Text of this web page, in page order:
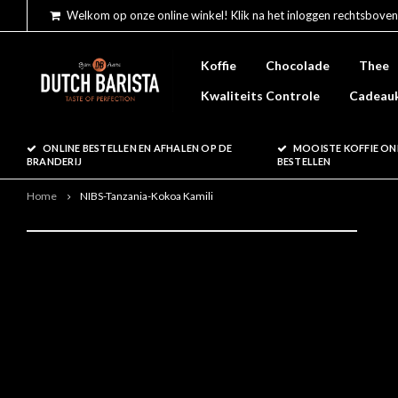
Welkom op onze online winkel! Klik na het inloggen
Koffie Chocolade Thee
Kwaliteits Controle
ONLINE BESTELLEN EN AFHALEN OP DE
BRANDERIJ
MOOISTE KOFFIE
BESTELLEN
Home NIBS-Tanzania-Kokoa Kamili